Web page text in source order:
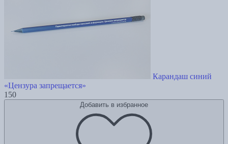
Карандаш синий
«Цензура запрещается»
150
Добавить в избранное